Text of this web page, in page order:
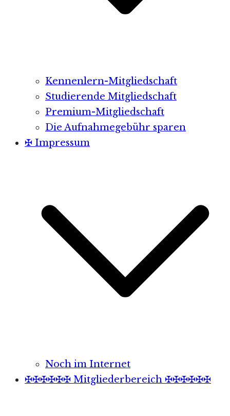
Kennenlern-Mitgliedschaft
Studierende Mitgliedschaft
Premium-Mitgliedschaft
Die Aufnahmegebühr sparen
✠ Impressum
Noch im Internet
✠✠✠✠✠✠ Mitgliederbereich ✠✠✠✠✠✠